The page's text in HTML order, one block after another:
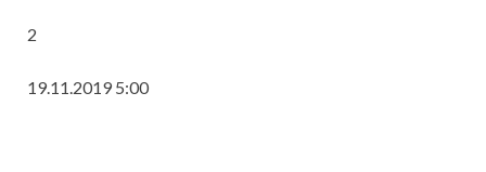
2
19.11.2019 5:00